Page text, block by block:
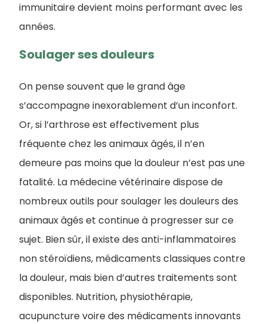
immunitaire devient moins performant avec les
années.
Soulager ses douleurs
On pense souvent que le grand âge
s’accompagne inexorablement d’un inconfort.
Or, si l’arthrose est effectivement plus
fréquente chez les animaux âgés, il n’en
demeure pas moins que la douleur n’est pas une
fatalité. La médecine vétérinaire dispose de
nombreux outils pour soulager les douleurs des
animaux âgés et continue à progresser sur ce
sujet. Bien sûr, il existe des anti-inflammatoires
non stéroïdiens, médicaments classiques contre
la douleur, mais bien d’autres traitements sont
disponibles. Nutrition, physiothérapie,
acupuncture voire des médicaments innovants